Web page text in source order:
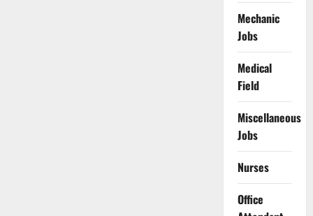
Mechanic
Jobs
Medical
Field
Miscellaneous
Jobs
Nurses
Office